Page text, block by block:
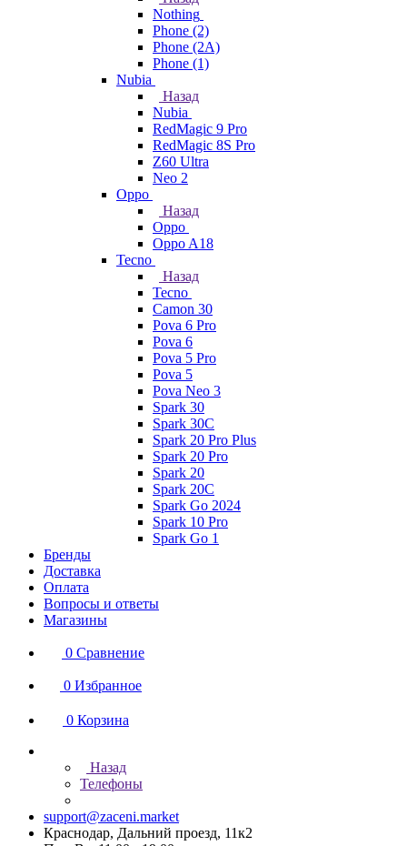
Nothing
Phone (2)
Phone (2A)
Phone (1)
Nubia
Назад
Nubia
RedMagic 9 Pro
RedMagic 8S Pro
Z60 Ultra
Neo 2
Oppo
Назад
Oppo
Oppo A18
Tecno
Назад
Tecno
Camon 30
Pova 6 Pro
Pova 6
Pova 5 Pro
Pova 5
Pova Neo 3
Spark 30
Spark 30C
Spark 20 Pro Plus
Spark 20 Pro
Spark 20
Spark 20C
Spark Go 2024
Spark 10 Pro
Spark Go 1
Бренды
Доставка
Оплата
Вопросы и ответы
Магазины
0 Сравнение
0 Избранное
0 Корзина
Назад
Телефоны
support@zaceni.market
Краснодар, Дальний проезд, 11к2